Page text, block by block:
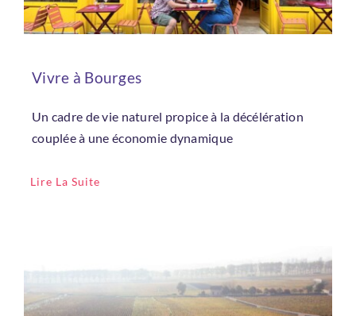
Vivre à Bourges
Un cadre de vie naturel propice à la décélération
couplée à une économie dynamique
Lire La Suite